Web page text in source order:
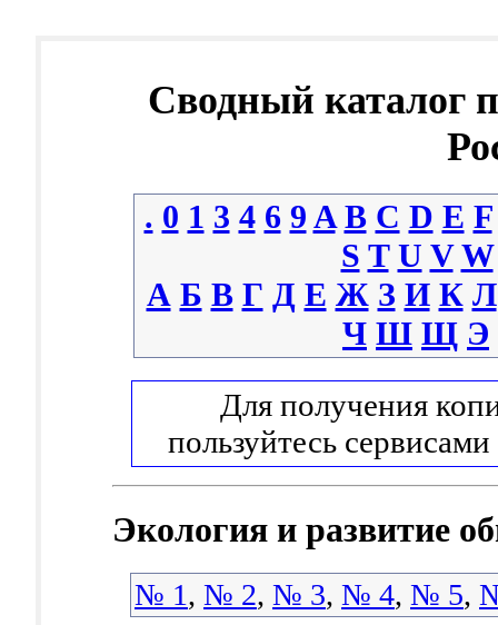
Сводный каталог
. 0 1 3 4 6 9 A B C D E F
S T U V W
А Б В Г Д Е Ж З И К Л
Ч Ш Щ Э
Для получения
пользуйтесь сервисами
Экология и развитие
№ 1, № 2, № 3, № 4, № 5,